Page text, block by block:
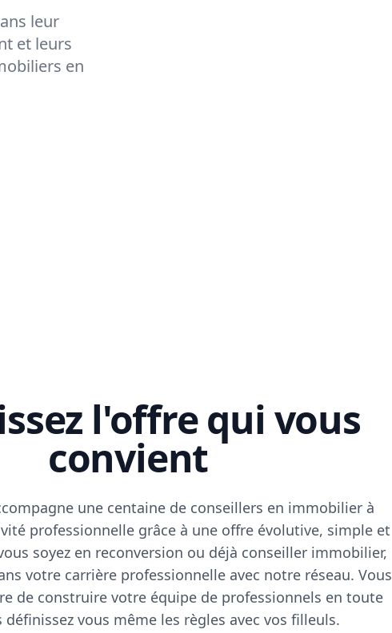
leur
et leurs
en
l'offre qui vous
convient
une centaine de conseillers en immobilier à
professionnelle grâce à une offre évolutive, simple et
soyez en reconversion ou déjà conseiller immobilier,
votre carrière professionnelle avec notre réseau. Vous
de construire votre équipe de professionnels en toute
définissez vous même les règles avec vos filleuls.